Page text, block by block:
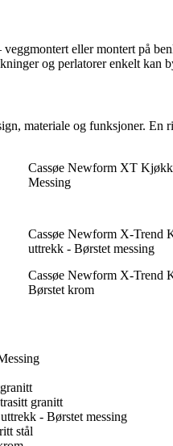
eller montert på
og perlatorer enkelt kan
materiale og funksjoner.
Cassøe Newform XT
Messing
Cassøe Newform X-Trend
uttrekk - Børstet messing
Cassøe Newform X-Trend
Børstet krom
granitt
- Børstet messing
stål